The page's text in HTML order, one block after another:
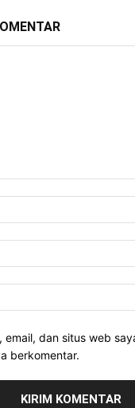
email, dan situs web
berkomentar.